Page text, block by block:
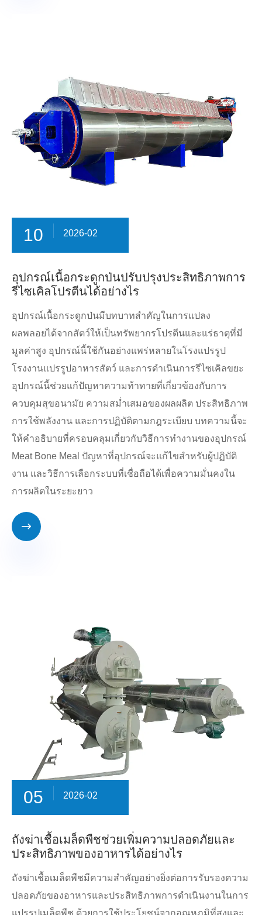
10 2026-02
อุปกรณ์เนื้อกระดูกป่นปรับปรุงประสิทธิภาพการ
รีไซเคิลโปรตีนได้อย่างไร
อุปกรณ์เนื้อกระดูกป่นมีบทบาทสำคัญในการแปลง
ผลพลอยได้จากสัตว์ให้เป็นทรัพยากรโปรตีนและแร่ธาตุที่มี
มูลค่าสูง อุปกรณ์นี้ใช้กันอย่างแพร่หลายในโรงแปรรูป
โรงงานแปรรูปอาหารสัตว์ และการดำเนินการรีไซเคิลขยะ
อุปกรณ์นี้ช่วยแก้ปัญหาความท้าทายที่เกี่ยวข้องกับการ
ควบคุมสุขอนามัย ความสม่ำเสมอของผลผลิต ประสิทธิภาพ
การใช้พลังงาน และการปฏิบัติตามกฎระเบียบ บทความนี้จะ
ให้คำอธิบายที่ครอบคลุมเกี่ยวกับวิธีการทำงานของอุปกรณ์
Meat Bone Meal ปัญหาที่อุปกรณ์จะแก้ไขสำหรับผู้ปฏิบัติ
งาน และวิธีการเลือกระบบที่เชื่อถือได้เพื่อความมั่นคงใน
การผลิตในระยะยาว

05 2026-02
ถังฆ่าเชื้อเมล็ดพืชช่วยเพิ่มความปลอดภัยและ
ประสิทธิภาพของอาหารได้อย่างไร
ถังฆ่าเชื้อเมล็ดพืชมีความสำคัญอย่างยิ่งต่อการรับรองความ
ปลอดภัยของอาหารและประสิทธิภาพการดำเนินงานในการ
แปรรูปเมล็ดพืช ด้วยการใช้ประโยชน์จากอุณหภูมิที่สูงและ